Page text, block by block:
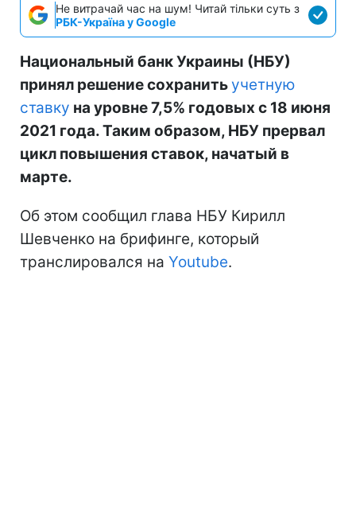
Не витрачай час на шум! Читай тільки суть з
РБК-Україна у Google
Национальный банк Украины (НБУ)
принял решение сохранитьучетную
ставку на уровне 7,5% годовых с 18 июня
2021 года. Таким образом, НБУ прервал
цикл повышения ставок, начатый в
марте.
Об этом сообщил глава НБУ Кирилл
Шевченко на брифинге, который
транслировался на Youtube.